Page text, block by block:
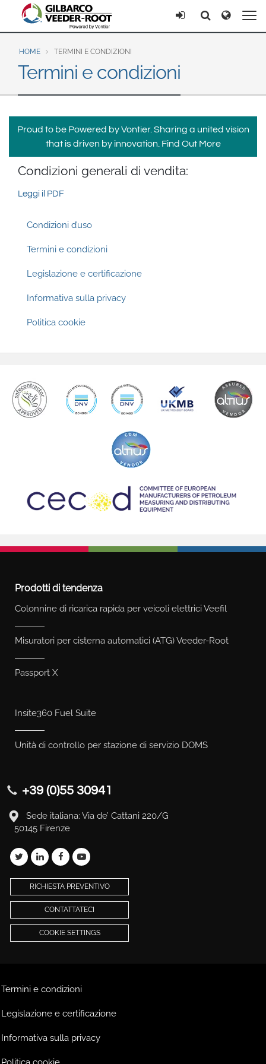
North America
United States
Canada
Latin America
Brazil
Português
English
Mexico
Europe & CIS
English
Dansk
Français
Srpski
Suomi
Svenska
Middle East and Africa
Ricerca Ricerca
HOME TERMINI E CONDIZIONI
Termini e condizioni
Proud to be Powered by Vontier. Sharing a united vision
that is driven by innovation. Find Out More
Condizioni generali di vendita:
Leggi il PDF
Footer
Condizioni d’uso
Termini e condizioni
Legislazione e certificazione
Informativa sulla privacy
Politica cookie
Prodotti di tendenza
Colonnine di ricarica rapida per veicoli elettrici Veefil
Misuratori per cisterna automatici (ATG) Veeder-Root
Passport X
Insite360 Fuel Suite
Unità di controllo per stazione di servizio DOMS
+39 (0)55 30941
Sede italiana: Via de’ Cattani 220/G
50145 Firenze
RICHIESTA PREVENTIVO
CONTATTATECI
COOKIE SETTINGS
Termini e condizioni
Legislazione e certificazione
Informativa sulla privacy